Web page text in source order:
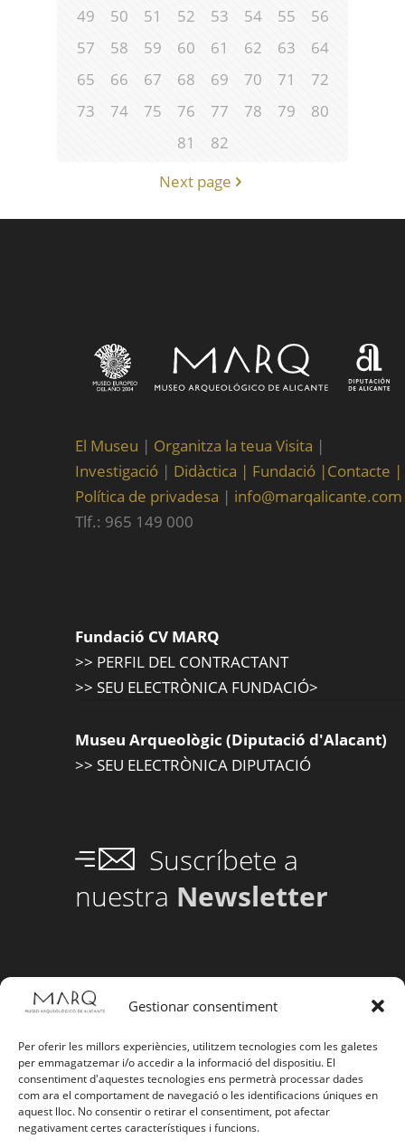
Gestionar consentiment
Per oferir les millors experiències, utilitzem tecnologies com les galetes
per emmagatzemar i/o accedir a la informació del dispositiu. El
consentiment d'aquestes tecnologies ens permetrà processar dades
com ara el comportament de navegació o les identificacions úniques en
aquest lloc. No consentir o retirar el consentiment, pot afectar
negativament certes característiques i funcions.
49
50 51 52 53 54 55
56
57
58 59 60 61 62 63
64
65
66 67 68 69 70 71
72
73
74 75 76 77 78 79
80
81
82
Next page
El Museu | Organitza la teua Visita |
Investigació | Didàctica | Fundació |Contacte |
Política de privadesa | info@marqalicante.com
Tlf.: 965 149 000
Fundació CV MARQ
>> PERFIL DEL CONTRACTANT
>> SEU ELECTRÒNICA FUNDACIÓ>
Museu Arqueològic (Diputació d'Alacant)
>> SEU ELECTRÒNICA DIPUTACIÓ
Suscríbete a
nuestra Newsletter